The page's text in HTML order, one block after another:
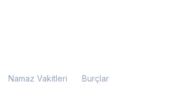
Namaz Vakitleri Burçlar